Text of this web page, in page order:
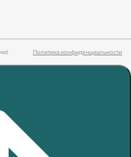
Политика конфиденциальности